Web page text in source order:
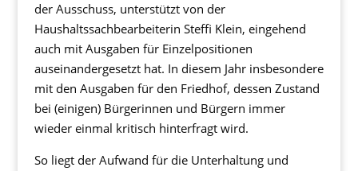
der Ausschuss, unterstützt von der
Haushaltssachbearbeiterin Steffi Klein, eingehend
auch mit Ausgaben für Einzelpositionen
auseinandergesetzt hat. In diesem Jahr insbesondere
mit den Ausgaben für den Friedhof, dessen Zustand
bei (einigen) Bürgerinnen und Bürgern immer
wieder einmal kritisch hinterfragt wird.
So liegt der Aufwand für die Unterhaltung und